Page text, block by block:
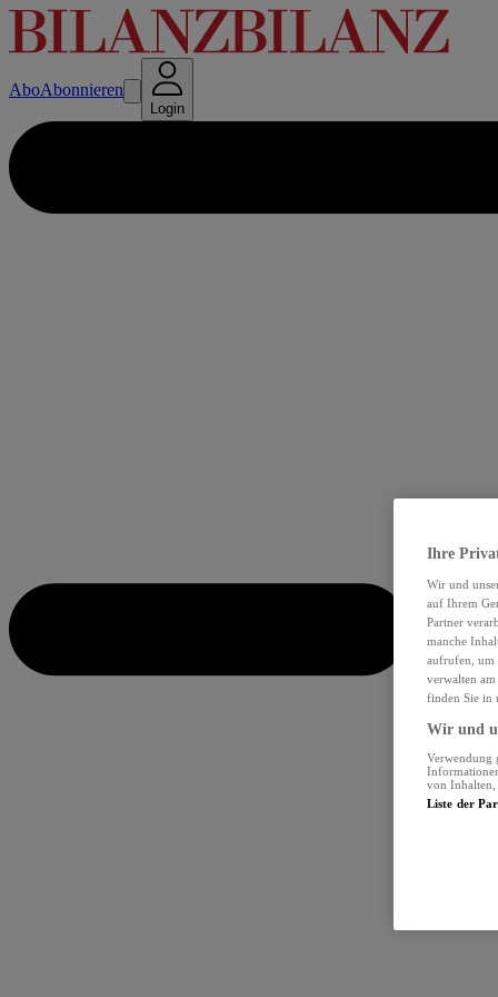
AboAbonnieren
Login
Ihre
Wir und
auf Ihrem
Partner
manche
aufrufen, um
verwalten
finden Sie in
Wir und
Verwendung
von Inhalten,
Liste der